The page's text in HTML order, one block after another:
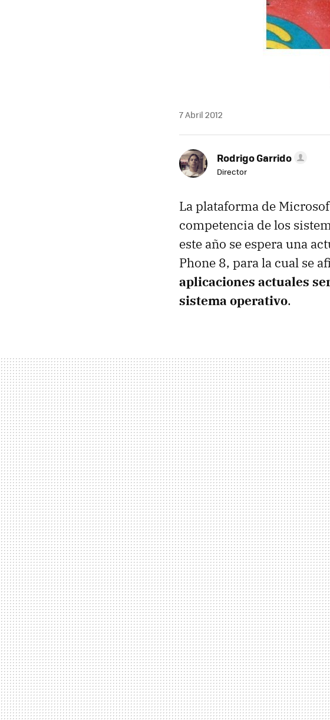
7 Abril 2012
Rodrigo Garrido
Director
La plataforma de
competencia de los
este año se espera una
Phone 8, para la cual se
aplicaciones actuales
sistema operativo.